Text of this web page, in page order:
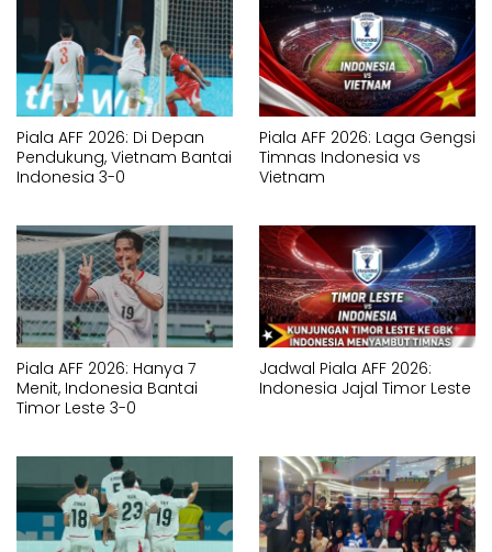
Piala AFF 2026: Di Depan
Pendukung, Vietnam Bantai
Indonesia 3-0
Piala AFF 2026: Laga Gengsi
Timnas Indonesia vs
Vietnam
Piala AFF 2026: Hanya 7
Menit, Indonesia Bantai
Timor Leste 3-0
Jadwal Piala AFF 2026:
Indonesia Jajal Timor Leste